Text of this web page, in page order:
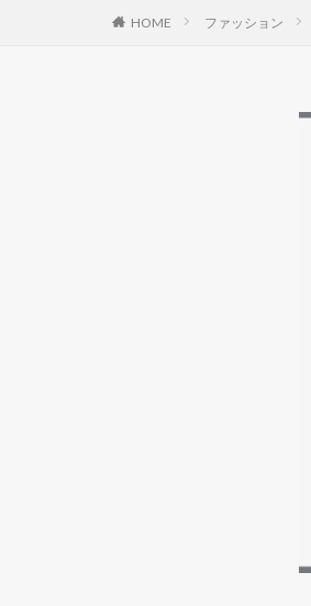
HOME ファッション